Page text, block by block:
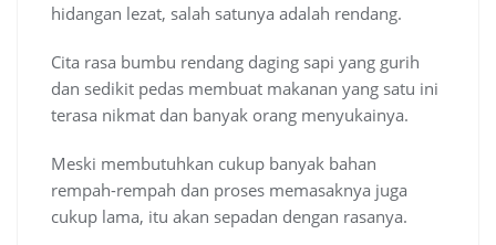
hidangan lezat, salah satunya adalah rendang.
Cita rasa bumbu rendang daging sapi yang gurih
dan sedikit pedas membuat makanan yang satu ini
terasa nikmat dan banyak orang menyukainya.
Meski membutuhkan cukup banyak bahan
rempah-rempah dan proses memasaknya juga
cukup lama, itu akan sepadan dengan rasanya.